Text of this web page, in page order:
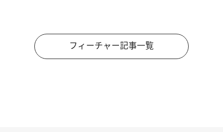
フィーチャー記事一覧